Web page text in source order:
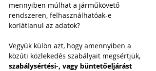
mennyiben múlhat a járműkövető
rendszeren, felhasználhatóak-e
korlátlanul az adatok?
Vegyük külön azt, hogy amennyiben a
közúti közlekedés szabályait megsértjük,
szabálysértési-, vagy büntetőeljárást